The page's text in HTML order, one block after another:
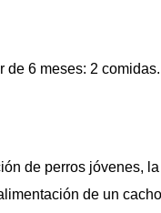
de 6 meses: 2 comidas.
de perros jóvenes,
de un